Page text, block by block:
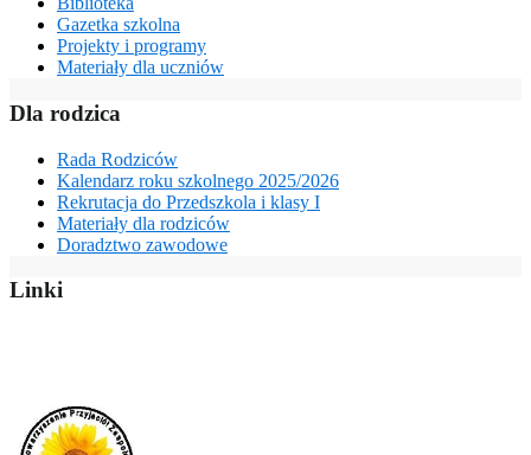
Gazetka szkolna
Projekty i programy
Materiały dla uczniów
Dla rodzica
Rada Rodziców
Kalendarz roku szkolnego 2025/2026
Rekrutacja do Przedszkola i klasy I
Materiały dla rodziców
Doradztwo zawodowe
Linki